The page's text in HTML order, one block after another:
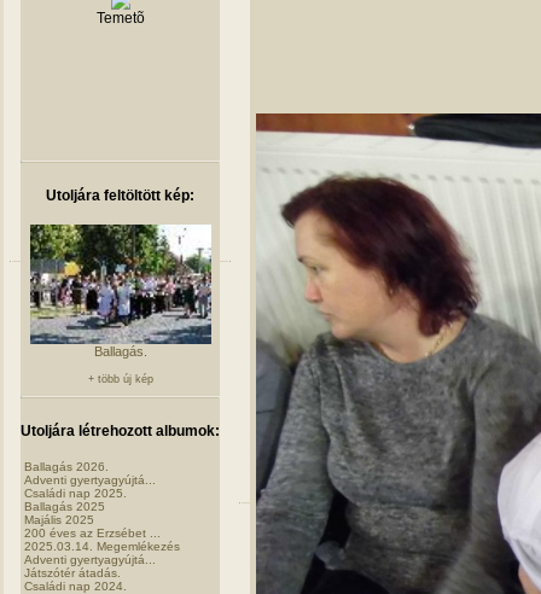
Temetõ
Utoljára feltöltött kép:
Ballagás.
+ több új kép
Utoljára létrehozott albumok:
Ballagás 2026.
Adventi gyertyagyújtá...
Családi nap 2025.
Ballagás 2025
Majális 2025
200 éves az Erzsébet ...
2025.03.14. Megemlékezés
Adventi gyertyagyújtá...
Játszótér átadás.
Családi nap 2024.